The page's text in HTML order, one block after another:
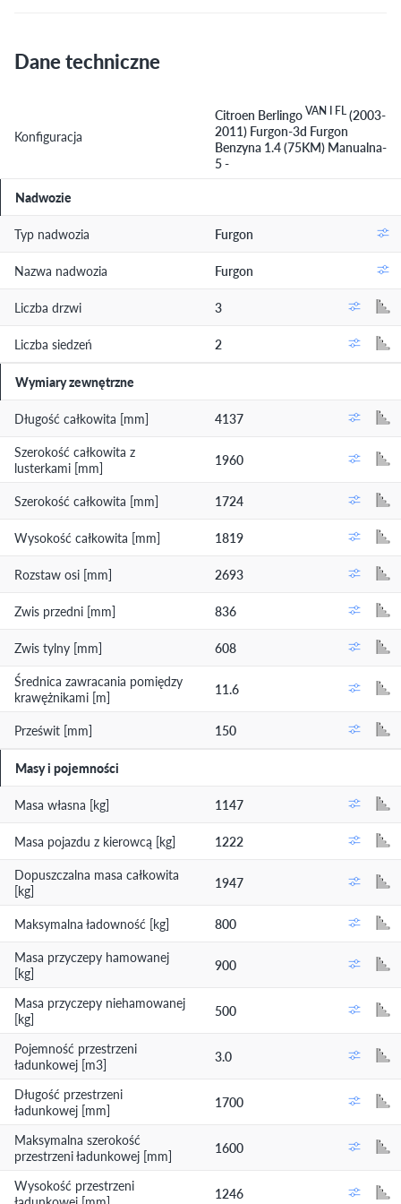
Dane techniczne
Konfiguracja
Citroen BerlingoVAN I FL (2003-
2011) Furgon-3d Furgon
Benzyna 1.4 (75KM) Manualna-
5 -
Nadwozie
Typ nadwozia Furgon
Nazwa nadwozia Furgon
Liczba drzwi 3
Liczba siedzeń 2
Wymiary zewnętrzne
Długość całkowita [mm]
4137
Szerokość całkowita z
lusterkami [mm]
1960
Szerokość całkowita [mm] 1724
Wysokość całkowita [mm] 1819
Rozstaw osi [mm] 2693
Zwis przedni [mm] 836
Zwis tylny [mm]
608
Średnica zawracania pomiędzy
krawężnikami [m]
11.6
Prześwit [mm] 150
Masy i pojemności
Masa własna [kg] 1147
Masa pojazdu z kierowcą [kg]
1222
Dopuszczalna masa całkowita
[kg]
1947
Maksymalna ładowność [kg]
800
Masa przyczepy hamowanej
[kg]
900
Masa przyczepy niehamowanej
[kg]
500
Pojemność przestrzeni
ładunkowej [m3]
3.0
Długość przestrzeni
ładunkowej [mm]
1700
Maksymalna szerokość
przestrzeni ładunkowej [mm]
1600
Wysokość przestrzeni
1246